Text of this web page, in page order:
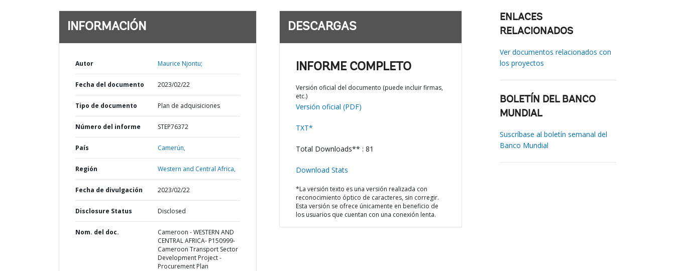
INFORMACIÓN
Autor Maurice Njontu;
Fecha del documento 2023/02/22
Tipo de documento Plan de adquisiciones
Número del informe STEP76372
País Camerún,
Región Western and Central Africa,
Fecha de divulgación 2023/02/22
Disclosure Status Disclosed
Nom. del doc.
Cameroon - WESTERN AND
CENTRAL AFRICA- P150999-
Cameroon Transport Sector
Development Project -
Procurement Plan
DESCARGAS
INFORME COMPLETO
Versión oficial del documento (puede incluir firmas,
etc.)
Versión oficial (PDF)
TXT*
Total Downloads** : 81
Download Stats
*La versión texto es una versión realizada con
reconocimiento óptico de caracteres, sin corregir.
Esta versión se ofrece únicamente en beneficio de
los usuarios que cuentan con una conexión lenta.
ENLACES
RELACIONADOS
Ver documentos relacionados con
los proyectos
BOLETÍN DEL BANCO
MUNDIAL
Suscríbase al boletín semanal del
Banco Mundial